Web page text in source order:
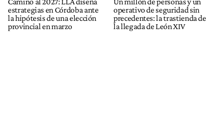
estrategias en Córdoba ante
la hipótesis de una elección
provincial en marzo
operativo de seguridad sin
precedentes: la trastienda de
la llegada de León XIV